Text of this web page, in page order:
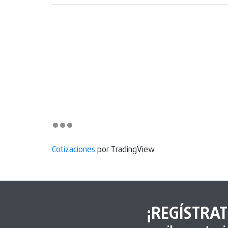
Cotizaciones por TradingView